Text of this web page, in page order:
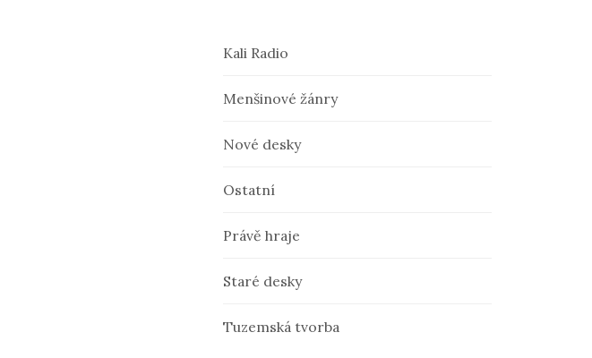
Kali Radio
Menšinové žánry
Nové desky
Ostatní
Právě hraje
Staré desky
Tuzemská tvorba